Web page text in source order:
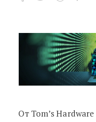
Source Кода
От Tom’s